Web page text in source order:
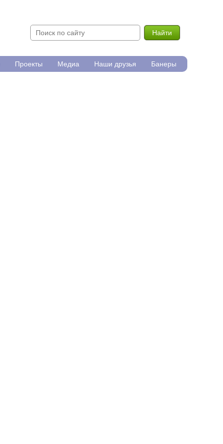
Найти
Проекты Медиа Наши друзья Банеры